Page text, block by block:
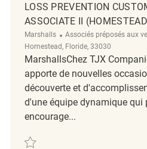
LOSS PREVENTION
ASSOCIATE II
Marshalls Catégorie
Associés préposés aux
Homestead, Floride, 33030
MarshallsChez TJX
apporte de nouvelles
découverte et
d'une équipe dynamique qui
encourage...
Sauvegarder Loss Prevention